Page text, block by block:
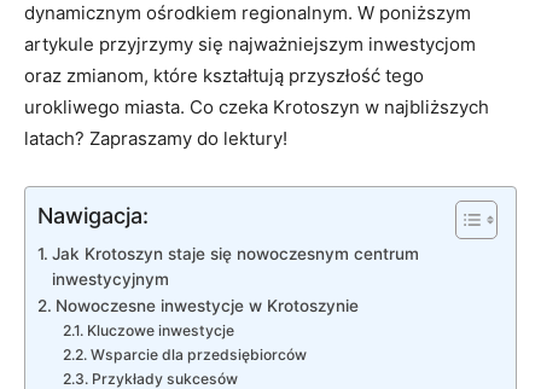
dynamicznym ośrodkiem regionalnym. W poniższym
artykule przyjrzymy się najważniejszym inwestycjom
oraz zmianom, które kształtują przyszłość tego
urokliwego miasta. Co czeka Krotoszyn w najbliższych
latach? Zapraszamy do lektury!
Nawigacja:
Jak Krotoszyn staje się nowoczesnym centrum
inwestycyjnym
Nowoczesne inwestycje w Krotoszynie
Kluczowe inwestycje
Wsparcie dla przedsiębiorców
Przykłady sukcesów